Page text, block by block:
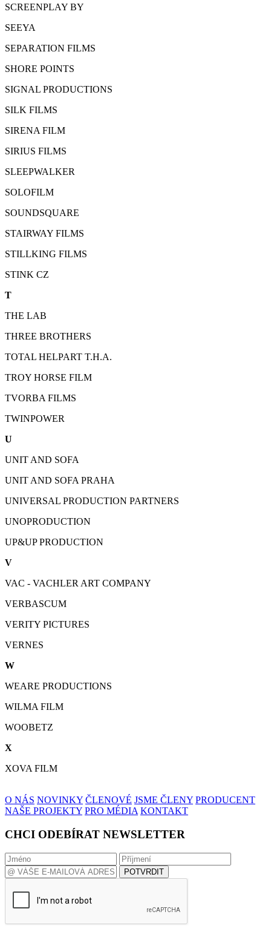
SCREENPLAY BY
SEEYA
SEPARATION FILMS
SHORE POINTS
SIGNAL PRODUCTIONS
SILK FILMS
SIRENA FILM
SIRIUS FILMS
SLEEPWALKER
SOLOFILM
SOUNDSQUARE
STAIRWAY FILMS
STILLKING FILMS
STINK CZ
T
THE LAB
THREE BROTHERS
TOTAL HELPART T.H.A.
TROY HORSE FILM
TVORBA FILMS
TWINPOWER
U
UNIT AND SOFA
UNIT AND SOFA PRAHA
UNIVERSAL PRODUCTION PARTNERS
UNOPRODUCTION
UP&UP PRODUCTION
V
VAC - VACHLER ART COMPANY
VERBASCUM
VERITY PICTURES
VERNES
W
WEARE PRODUCTIONS
WILMA FILM
WOOBETZ
X
XOVA FILM
O NÁS NOVINKY ČLENOVÉ JSME ČLENY PRODUCENT
NAŠE PROJEKTY PRO MÉDIA KONTAKT
CHCI ODEBÍRAT NEWSLETTER
POTVRDIT